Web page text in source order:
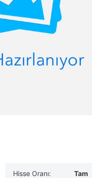
Hisse Oranı: Tam